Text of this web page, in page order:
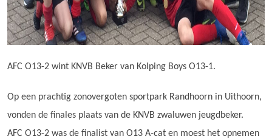
AFC O13-2 wint KNVB Beker van Kolping Boys O13-1.
Op een prachtig zonovergoten sportpark Randhoorn in Uithoorn,
vonden de finales plaats van de KNVB zwaluwen jeugdbeker.
AFC O13-2 was de finalist van O13 A-cat en moest het opnemen